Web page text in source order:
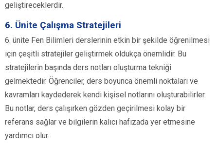
geliştireceklerdir.
6. Ünite Çalışma Stratejileri
6. ünite Fen Bilimleri derslerinin etkin bir şekilde öğrenilmesi
için çeşitli stratejiler geliştirmek oldukça önemlidir. Bu
stratejilerin başında ders notları oluşturma tekniği
gelmektedir. Öğrenciler, ders boyunca önemli noktaları ve
kavramları kaydederek kendi kişisel notlarını oluşturabilirler.
Bu notlar, ders çalışırken gözden geçirilmesi kolay bir
referans sağlar ve bilgilerin kalıcı hafızada yer etmesine
yardımcı olur.